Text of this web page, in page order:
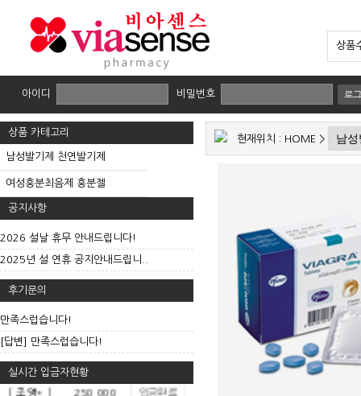
상품
아이디 비밀번호 로
상품 카테고리
남성발기제 천연발기제
여성흥분최음제 흥분젤
공지사항
2026 설날 휴무 안내드립니다!
2025년 설 연휴 공지안내드립니..
후기문의
만족스럽습니다!
[답변] 만족스럽습니다!
실시간 입금자현황
현재위치 : HOME >